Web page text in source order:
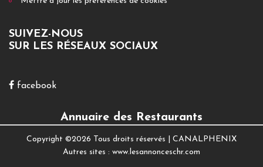
SUIVEZ-NOUS
SUR LES RÉSEAUX SOCIAUX
facebook
Annuaire des Restaurants
Copyright ©2026 Tous droits réservés | CANALPHENIX
Autres sites : www.lesannonceschr.com